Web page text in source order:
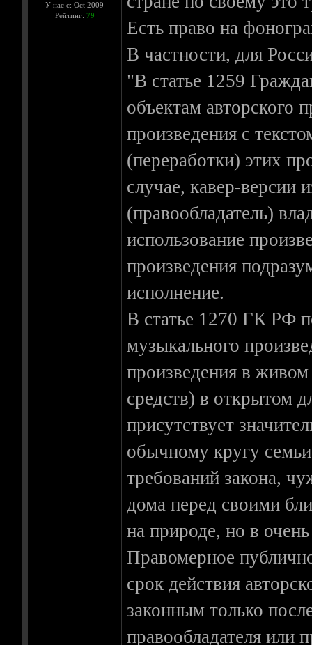
У нас с: Oct 2009
Рейтинг: 79
Есть право на
В частности, для
"В статье 1259
объектам авторского
произведения с
(переработки) этих
случае, кавер-версии
(правообладатель)
использование
произведения
исполнение.
В статье 1270 ГК РФ
музыкального
произведения в
средств) в открытом
присутствует
обычному кругу
требований закона,
дома перед своими
на природе, но в
Правомерное
срок действия
законным только
правообладателя или